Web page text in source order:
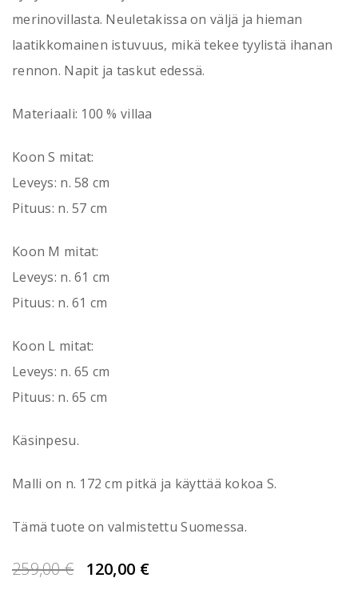
merinovillasta. Neuletakissa on väljä ja hieman
laatikkomainen istuvuus, mikä tekee tyylistä ihanan
rennon. Napit ja taskut edessä.
Materiaali: 100 % villaa
Koon S mitat:
Leveys: n. 58 cm
Pituus: n. 57 cm
Koon M mitat:
Leveys: n. 61 cm
Pituus: n. 61 cm
Koon L mitat:
Leveys: n. 65 cm
Pituus: n. 65 cm
Käsinpesu.
Malli on n. 172 cm pitkä ja käyttää kokoa S.
Tämä tuote on valmistettu Suomessa.
259,00€
Alkuperäinen
120,00 €Nykyinen